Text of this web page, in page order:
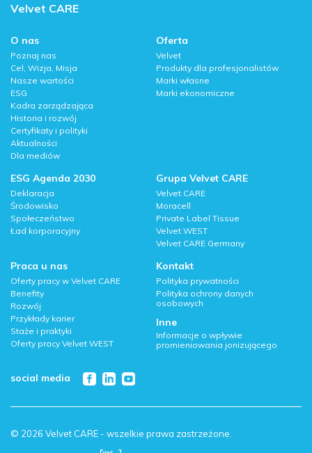
Velvet CARE
O nas
Poznaj nas
Cel, Wizja, Misja
Nasze wartości
ESG
Kadra zarządzająca
Historia i rozwój
Certyfikaty i polityki
Aktualności
Dla mediów
Oferta
Velvet
Produkty dla profesjonalistów
Marki własne
Marki ekonomiczne
ESG Agenda 2030
Deklaracja
Środowisko
Społeczeństwo
Ład korporacyjny
Grupa Velvet CARE
Velvet CARE
Moracell
Private Label Tissue
Velvet WEST
Velvet CARE Germany
Praca u nas
Oferty pracy w Velvet CARE
Benefity
Rozwój
Przykłady karier
Staże i praktyki
Oferty pracy Velvet WEST
Kontakt
Polityka prywatności
Polityka ochrony danych
osobowych
Inne
Informacje o wpływie
promieniowania jonizującego
social media
© 2026 Velvet CARE - wszelkie prawa zastrzeżone.